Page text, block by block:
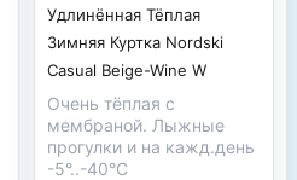
Удлинённая Тёплая
Зимняя Куртка Nordski
Casual Beige-Wine W
Очень тёплая с
мембраной. Лыжные
прогулки и на кажд.день
-5°..-40°С